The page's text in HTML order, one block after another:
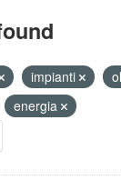
impianti
energia